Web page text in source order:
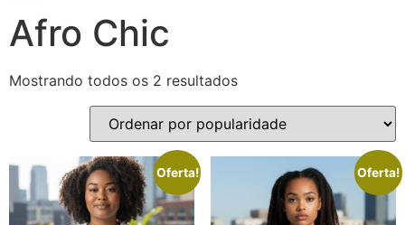
Afro Chic
Mostrando todos os 2 resultados
Oferta! Oferta!